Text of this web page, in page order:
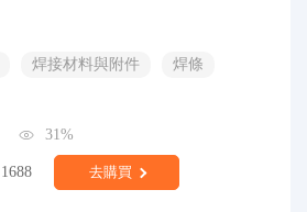
焊接材料與附件 焊條
31%
1688 去購買